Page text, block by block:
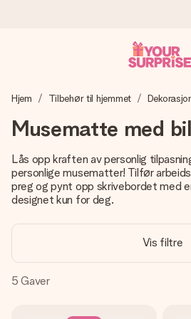
Vi lager dine gaver med omtanke
aller mest.
4,5 (basert på +15 000
Reviews.
Gratis kort med hilsen
Hjem Tilbehør til hjemmet
Musematte med
Lås opp kraften av personlig
personlige musematter! Tilfør
preg og pynt opp skrivebordet med
designet kun for deg.
Vis filtre
5 Gaver